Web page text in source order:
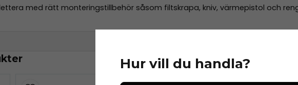
med rätt monteringstillbehör såsom filtskrapa, kniv, värmepistol och
Hur vill du handla?